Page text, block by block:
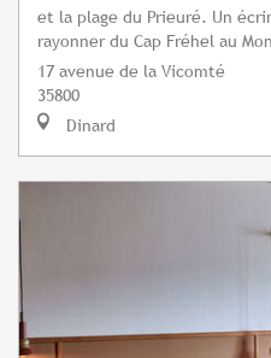
et la plage du Prieuré. Un
rayonner du Cap Fréhel au
17 avenue de la Vicomté
35800
Dinard